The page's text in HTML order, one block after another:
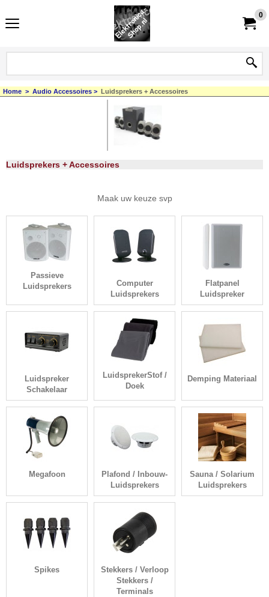
0
Home > Audio Accessoires > Luidsprekers + Accessoires
Luidsprekers + Accessoires
Maak uw keuze svp
Passieve
Luidsprekers
Computer
Luidsprekers
Flatpanel
Luidspreker
Luidspreker
Schakelaar
LuidsprekerStof /
Doek
Demping Materiaal
Megafoon
Plafond / Inbouw-
Luidsprekers
Sauna / Solarium
Luidsprekers
Spikes
Stekkers / Verloop
Stekkers /
Terminals